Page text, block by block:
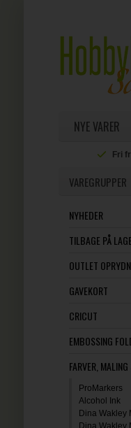
NYE VARER
Fri
VAREGRUPPER
NYHEDER
TILBAGE PÅ
OUTLET
GAVEKORT
CRICUT
EMBOSSING
FARVER,
ProMarkers
Alcohol Ink
Dina Wakley
Dina Wakley